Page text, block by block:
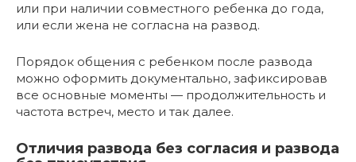
или при наличии совместного ребенка до года,
или если жена не согласна на развод.
Порядок общения с ребенком после развода
можно оформить документально, зафиксировав
все основные моменты — продолжительность и
частота встреч, место и так далее.
Отличия развода без согласия и развода